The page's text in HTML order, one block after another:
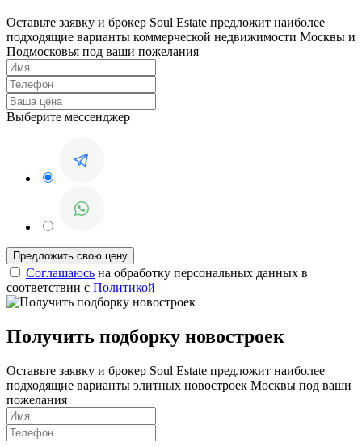
Оставьте заявку и брокер Soul Estate предложит наиболее
подходящие варианты коммерческой недвижимости Москвы и
Подмосковья под ваши пожелания
Выберите мессенджер
Соглашаюсь на обработку персональных данных в
соответствии с Политикой
Получить подборку новостроек
Оставьте заявку и брокер Soul Estate предложит наиболее
подходящие варианты элитных новостроек Москвы под ваши
пожелания